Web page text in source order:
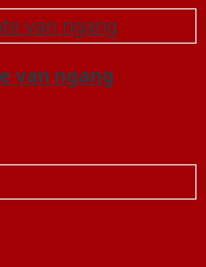
van ngang